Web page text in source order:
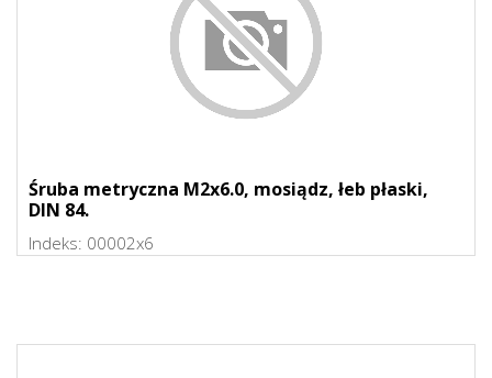
Śruba metryczna M2x6.0, mosiądz, łeb płaski,
DIN 84.
Indeks: 00002x6